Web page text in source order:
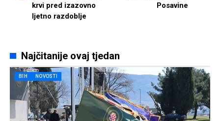
krvi pred izazovno
ljetno razdoblje
Posavine
Najčitanije ovaj tjedan
BIH NOVOSTI